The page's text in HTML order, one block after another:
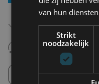
Vanaf €75,00
14 dagen om te
Nooit meer spijt van krijgen
Click en Collect
Afhalen in de winkel
van hun
Strikt
noodzakelijk